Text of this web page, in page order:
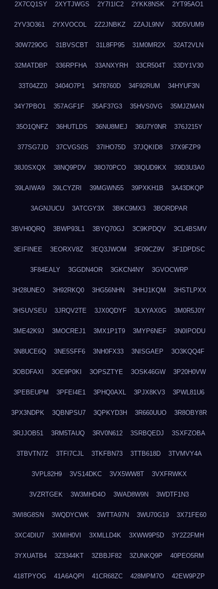
2X7CQ1SY 2XYTJWGS 2Y7I1IC2 2YKK8NSK 2YT95AO1
2YV3O361 2YXVOCOL 2Z2JNBKZ 2ZAJL9NV 30D5VUM9
30W729OG 31BVSCBT 31L8FP95 31M0MR2X 32AT2VLN
32MATDBP 336RPFHA 33ANXYRH 33CR504T 33DY1V30
33T04ZZ0 3404O7P1 3478760D 34F92RUM 34HYUF3N
34Y7PBO1 357AGF1F 35AF37G3 35HVS0VG 35MJZMAN
35O1QNFZ 36HUTLDS 36NU8MEJ 36U7Y0NR 376J215Y
377SG7JD 37CVGS0S 37IHO75D 37JQKID8 37X9FZP9
38J0SXQX 38NQ9PDV 38O70PCO 38QUD9KX 39D3U3A0
39LAIWA9 39LCYZRI 39MGWN55 39PXKH1B 3A43DKQP
3AGNJUCU 3ATCGY3X 3BKC9MX3 3BORDPAR
3BVH0QRQ 3BWP93L1 3BYQ70GJ 3C9KPDQV 3CL4BSMV
3EIFINEE 3EORXV8Z 3EQ3JWOM 3F09CZ9V 3F1DPDSC
3F84EALY 3GGDN4OR 3GKCN4NY 3GVOCWRP
3H28UNEO 3H92RKQ0 3HG56NHN 3HHJ1KQM 3HSTLPXX
3HSUVSEU 3JRQV2TE 3JX0QDYF 3LXYAX0G 3M0R5J0Y
3ME42K9J 3MOCREJ1 3MX1P1T9 3MYP6NEF 3N0IPODU
3N8UCE6Q 3NE5SFF6 3NH0FX33 3NISGAEP 3O3KQQ4F
3OBDFAXI 3OE9P0KI 3OPSZTYE 3OSK46GW 3P20H0VW
3PEBEUPM 3PFEI4E1 3PHQ0AXL 3PJX8KV3 3PWL81U6
3PX3NDPK 3QBNPSU7 3QPKYD3H 3R660UUO 3R8OBY8R
3RJJOB51 3RM5TAUQ 3RV0N612 3SRBQEDJ 3SXFZOBA
3TBVTN7Z 3TFI7CJL 3TKFBN73 3TTB618D 3TVMVY4A
3VPL82H9 3VS14DKC 3VX5WW8T 3VXFRWKX
3VZRTGEK 3W3MHD4O 3WAD8W9N 3WDTF1N3
3WI8G8SN 3WQDYCWK 3WTTA97N 3WU70G19 3X71FE60
3XC4DIU7 3XMIH0VI 3XMLLD4K 3XWW9P5D 3Y2Z2FMH
3YXUATB4 3Z3344KT 3ZBBJF82 3ZUNKQ9P 40PEO5RM
418TPYOG 41A6AQPI 41CR68ZC 428MPM7O 42EW9PZP